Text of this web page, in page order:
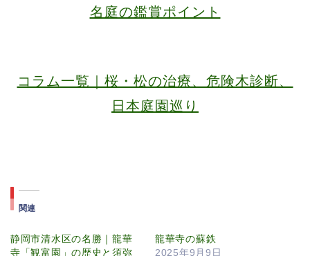
名庭の鑑賞ポイント
コラム一覧｜桜・松の治療、危険木診断、
日本庭園巡り
関連
静岡市清水区の名勝｜龍華
寺「観富園」の歴史と須弥
龍華寺の蘇鉄
2025年9月9日